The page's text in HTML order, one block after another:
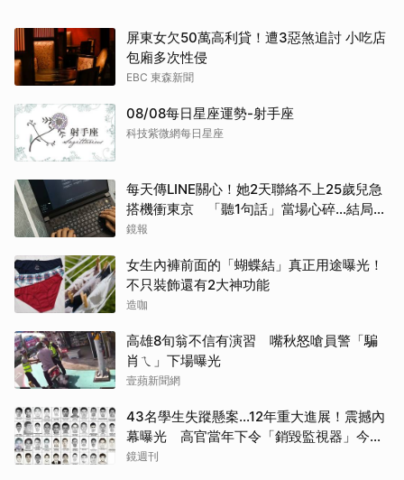
屏東女欠50萬高利貸！遭3惡煞追討 小吃店
包廂多次性侵
EBC 東森新聞
08/08每日星座運勢-射手座
科技紫微網每日星座
每天傳LINE關心！她2天聯絡不上25歲兒急
搭機衝東京 「聽1句話」當場心碎...結局看
哭網
鏡報
女生內褲前面的「蝴蝶結」真正用途曝光！
不只裝飾還有2大神功能
造咖
高雄8旬翁不信有演習 嘴秋怒嗆員警「騙
肖ㄟ」下場曝光
壹蘋新聞網
43名學生失蹤懸案...12年重大進展！震撼內
幕曝光 高官當年下令「銷毀監視器」今遭
逮
鏡週刊